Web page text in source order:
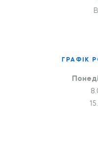
ГРАФІК